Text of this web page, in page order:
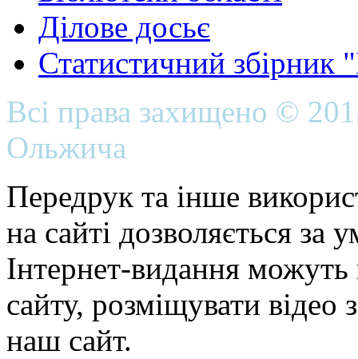
Ділове досьє
Статистичний
Всі права захищено ©
Ольжича
Передрук та інше
на сайті дозволяється
Інтернет-видання можуть
сайту, розміщувати відео
наш сайт.